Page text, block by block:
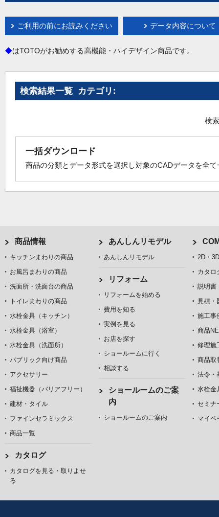
ご利用の前にお読みください データ内容について
◆はTOTOがお勧めする高機能・ハイデザイン商品です。
検索結果一覧 カテゴリ:
検
一括ダウンロード
商品の分類とデータ形式を選択し対象のCADデータを全
商品情報
キッチンまわりの商品
お風呂まわりの商品
洗面所・洗面台の商品
トイレまわりの商品
水栓金具（キッチン）
水栓金具（浴室）
水栓金具（洗面所）
パブリック向け商品
アクセサリー
福祉機器（バリアフリー）
建材・タイル
ファインセラミックス
商品一覧
カタログ
カタログを見る・取りよせ
る
あんしんリモデル
あんしんリモデル
リフォーム
リフォームを始める
費用を知る
実例を見る
お店を探す
ショールームに行く
相談する
ショールームのご案
内
ショールームのご案内
2D・
カタロ
説明書
見積・
施工事
商品
修理施
商品取
法令・
水栓金
セミナ
マイペ